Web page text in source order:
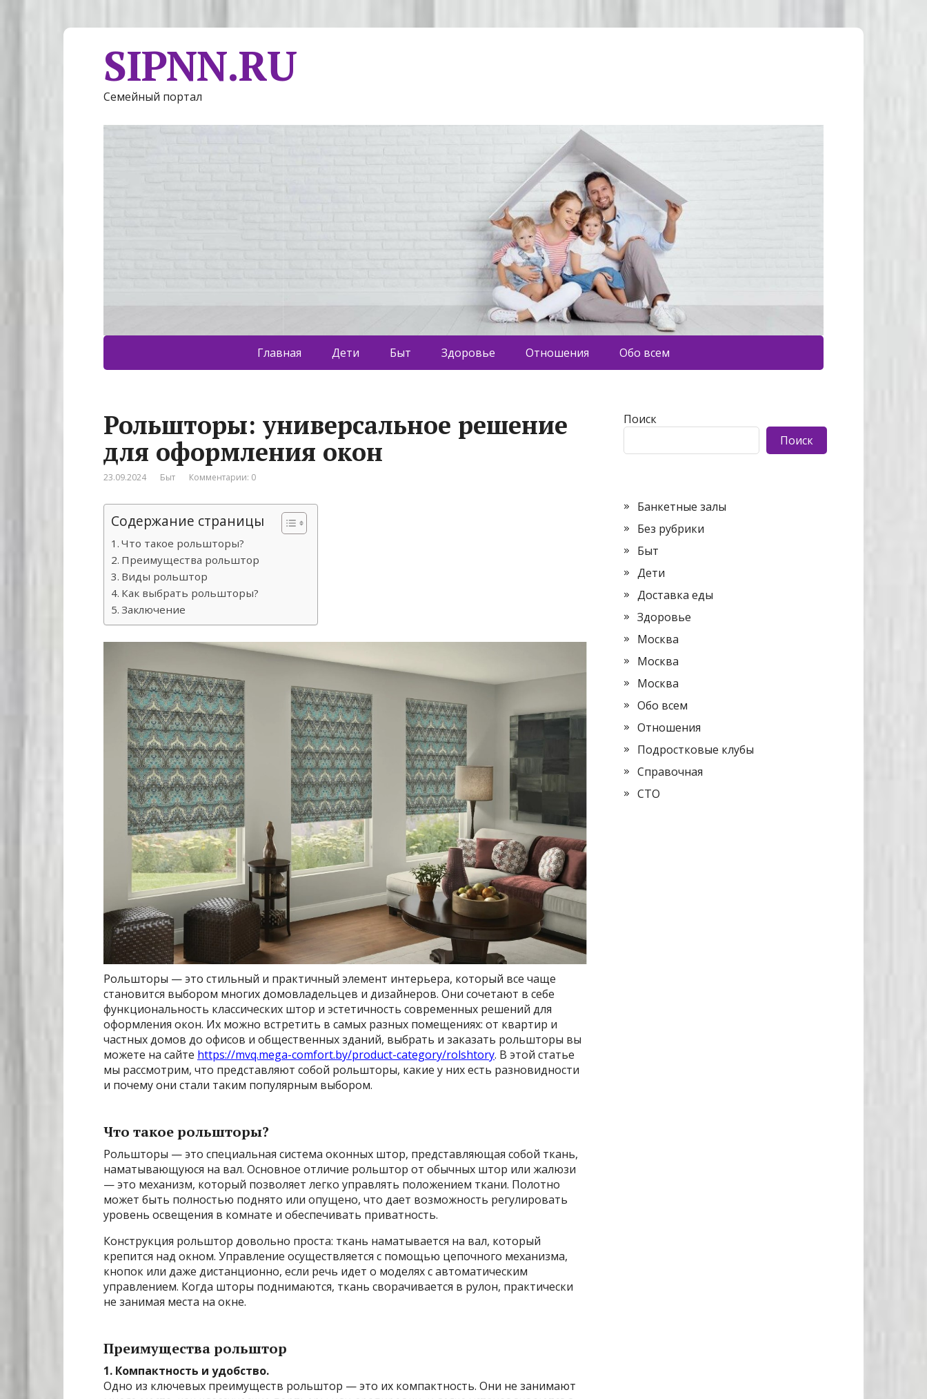
SIPNN.RU
Семейный портал
Главная Дети Быт Здоровье Отношения Обо всем
Рольшторы: универсальное решение
для оформления окон
23.09.2024 Быт Комментарии: 0
Содержание страницы
Что такое рольшторы?
Преимущества рольштор
Виды рольштор
Как выбрать рольшторы?
Заключение
Рольшторы — это стильный и практичный элемент интерьера, который все чаще
становится выбором многих домовладельцев и дизайнеров. Они сочетают в себе
функциональность классических штор и эстетичность современных решений для
оформления окон. Их можно встретить в самых разных помещениях: от квартир и
частных домов до офисов и общественных зданий, выбрать и заказать рольшторы вы
можете на сайте https://mvq.mega-comfort.by/product-category/rolshtory. В этой статье
мы рассмотрим, что представляют собой рольшторы, какие у них есть разновидности
и почему они стали таким популярным выбором.
Что такое рольшторы?
Рольшторы — это специальная система оконных штор, представляющая собой ткань,
наматывающуюся на вал. Основное отличие рольштор от обычных штор или жалюзи
— это механизм, который позволяет легко управлять положением ткани. Полотно
может быть полностью поднято или опущено, что дает возможность регулировать
уровень освещения в комнате и обеспечивать приватность.
Конструкция рольштор довольно проста: ткань наматывается на вал, который
крепится над окном. Управление осуществляется с помощью цепочного механизма,
кнопок или даже дистанционно, если речь идет о моделях с автоматическим
управлением. Когда шторы поднимаются, ткань сворачивается в рулон, практически
не занимая места на окне.
Преимущества рольштор
1. Компактность и удобство.
Одно из ключевых преимуществ рольштор — это их компактность. Они не занимают
Поиск
Поиск
Банкетные залы
Без рубрики
Быт
Дети
Доставка еды
Здоровье
Москва
Москва
Москва
Обо всем
Отношения
Подростковые клубы
Справочная
СТО